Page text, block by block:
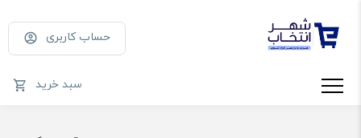
حساب کاربری
سبد خرید